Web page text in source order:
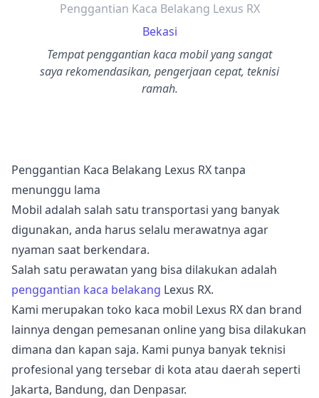
Penggantian Kaca Belakang Lexus RX
Bekasi
Tempat penggantian kaca mobil yang sangat
saya rekomendasikan, pengerjaan cepat, teknisi
ramah.
Penggantian Kaca Belakang Lexus RX tanpa
menunggu lama
Mobil adalah salah satu transportasi yang banyak
digunakan, anda harus selalu merawatnya agar
nyaman saat berkendara.
Salah satu perawatan yang bisa dilakukan adalah
penggantian kaca belakang Lexus RX.
Kami merupakan toko kaca mobil Lexus RX dan brand
lainnya dengan pemesanan online yang bisa dilakukan
dimana dan kapan saja. Kami punya banyak teknisi
profesional yang tersebar di kota atau daerah seperti
Jakarta, Bandung, dan Denpasar.